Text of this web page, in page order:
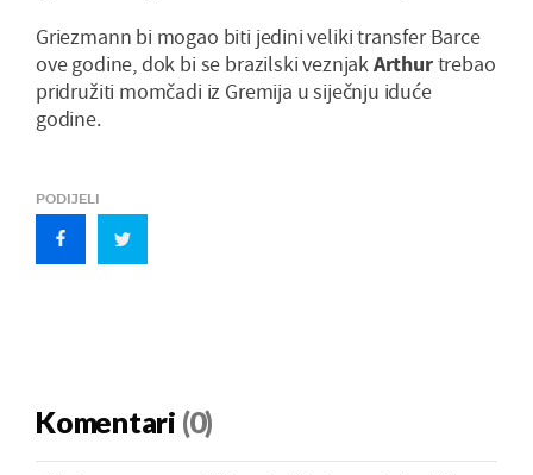
Griezmann bi mogao biti jedini veliki transfer Barce
ove godine, dok bi se brazilski veznjakArthurtrebao
pridružiti momčadi iz Gremija u siječnju iduće
godine.
PODIJELI
Komentari (0)